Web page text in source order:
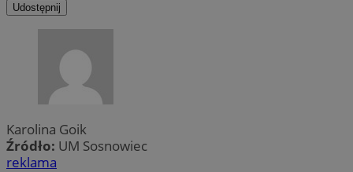
Udostępnij
Karolina Goik
Źródło: UM Sosnowiec
reklama